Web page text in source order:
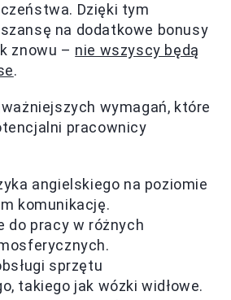
Dzięki tym
na dodatkowe bonusy
znowu – nie wszyscy będą
.
wymagań, które
pracownicy
angielskiego na poziomie
komunikację.
do pracy w różnych
sprzętu
takiego jak wózki widłowe.